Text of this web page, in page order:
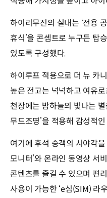
하이리무진의 실내는 ‘전용
휴식’을 콘셉트로 누구든 탑
있도록 구성했다.
하이루프 적용으로 더 뉴 카
높은 전고는 넉넉하고 여유
천장에는 밤하늘의 빛나는
무드조명’을 적용해 감성적
여기에 후석 승객의 시야각
모니터’와 온라인 동영상 서
콘텐츠를 즐길 수 있으며 편
사용이 가능한 ‘e심(SIM) 라